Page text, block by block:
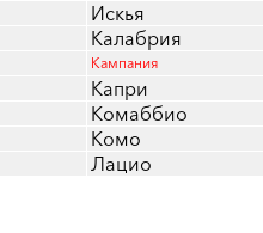
Искья
Калабрия
Кампания
Капри
Комаббио
Комо
Лацио